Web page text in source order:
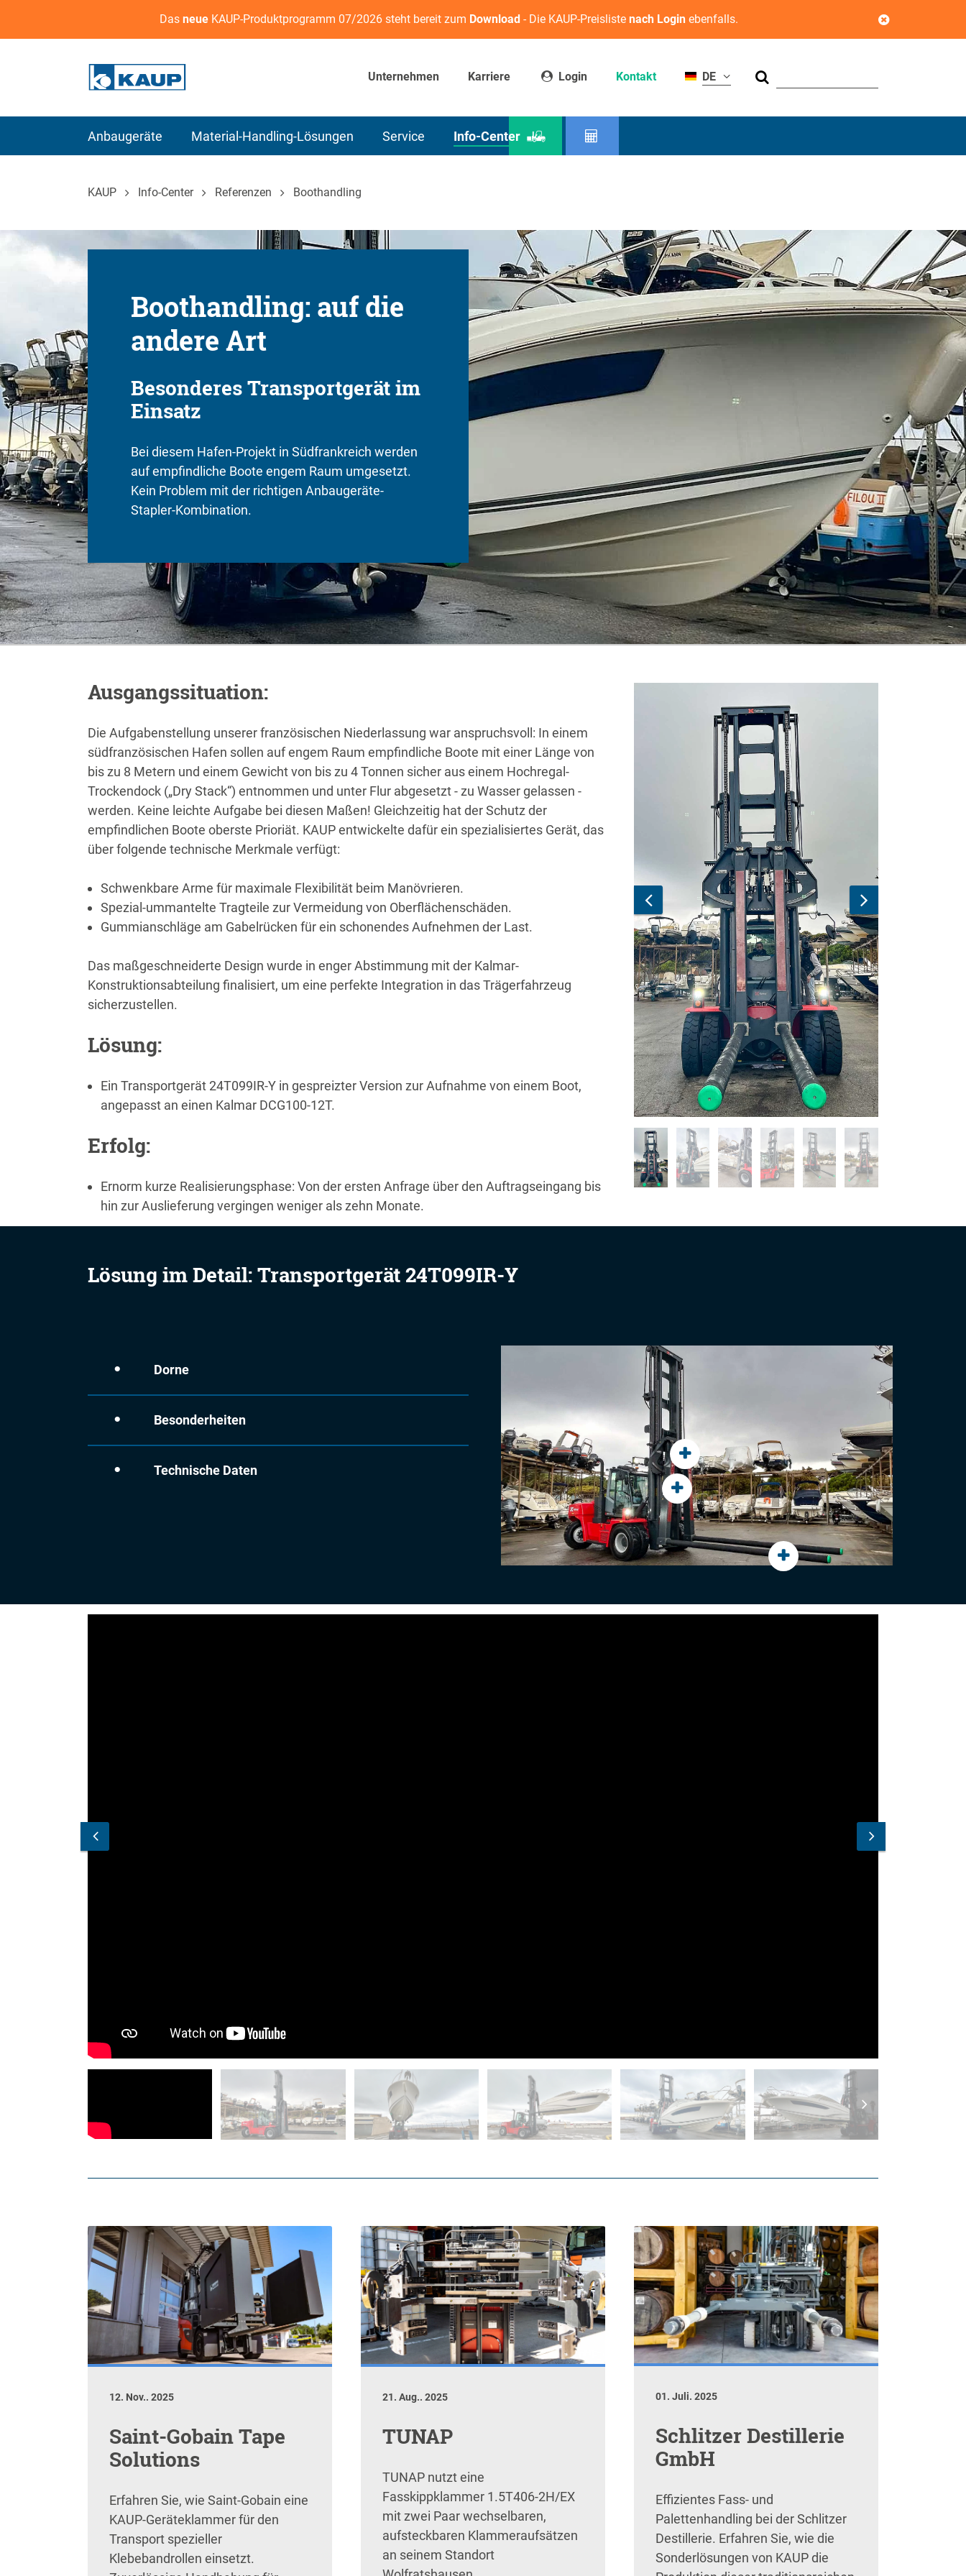
Das neue KAUP-Produktprogramm 07/2026 steht bereit zum Download - Die KAUP-Preisliste nach Login ebenfalls.
Unternehmen Karriere Login Kontakt DE
Anbaugeräte Material-Handling-Lösungen Service Info-Center Produktfinder
KAUP Info-Center Referenzen Boothandling
Boothandling: auf die
andere Art
Besonderes Transportgerät im
Einsatz
Bei diesem Hafen-Projekt in Südfrankreich werden
auf empfindliche Boote engem Raum umgesetzt.
Kein Problem mit der richtigen Anbaugeräte-
Stapler-Kombination.
Ausgangssituation:
Die Aufgabenstellung unserer französischen Niederlassung war anspruchsvoll: In einem
südfranzösischen Hafen sollen auf engem Raum empfindliche Boote mit einer Länge von
bis zu 8 Metern und einem Gewicht von bis zu 4 Tonnen sicher aus einem Hochregal-
Trockendock („Dry Stack“) entnommen und unter Flur abgesetzt - zu Wasser gelassen -
werden. Keine leichte Aufgabe bei diesen Maßen! Gleichzeitig hat der Schutz der
empfindlichen Boote oberste Prioriät. KAUP entwickelte dafür ein spezialisiertes Gerät, das
über folgende technische Merkmale verfügt:
Schwenkbare Arme für maximale Flexibilität beim Manövrieren.
Spezial-ummantelte Tragteile zur Vermeidung von Oberflächenschäden.
Gummianschläge am Gabelrücken für ein schonendes Aufnehmen der Last.
Das maßgeschneiderte Design wurde in enger Abstimmung mit der Kalmar-
Konstruktionsabteilung finalisiert, um eine perfekte Integration in das Trägerfahrzeug
sicherzustellen.
Lösung:
Ein Transportgerät 24T099IR-Y in gespreizter Version zur Aufnahme von einem Boot,
angepasst an einen Kalmar DCG100-12T.
Erfolg:
Ernorm kurze Realisierungsphase: Von der ersten Anfrage über den Auftragseingang bis
hin zur Auslieferung vergingen weniger als zehn Monate.
Lösung im Detail: Transportgerät 24T099IR-Y
Dorne
Besonderheiten
Technische Daten
12. Nov.. 2025
Saint-Gobain Tape
Solutions
Erfahren Sie, wie Saint-Gobain eine
KAUP-Geräteklammer für den
Transport spezieller
Klebebandrollen einsetzt.
21. Aug.. 2025
TUNAP
TUNAP nutzt eine
Fasskippklammer 1.5T406-2H/EX
mit zwei Paar wechselbaren,
aufsteckbaren Klammeraufsätzen
an seinem Standort
01. Juli. 2025
Schlitzer Destillerie
GmbH
Effizientes Fass- und
Palettenhandling bei der Schlitzer
Destillerie. Erfahren Sie, wie die
Sonderlösungen von KAUP die